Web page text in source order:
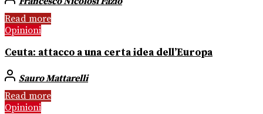
Read more
Opinioni
Ceuta: attacco a una certa idea dell’Europa
Sauro Mattarelli
Read more
Opinioni